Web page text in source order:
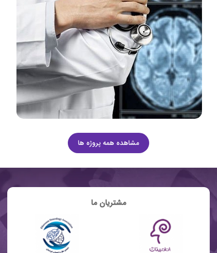
مشاهده همه پروژه ها
مشتریان ما